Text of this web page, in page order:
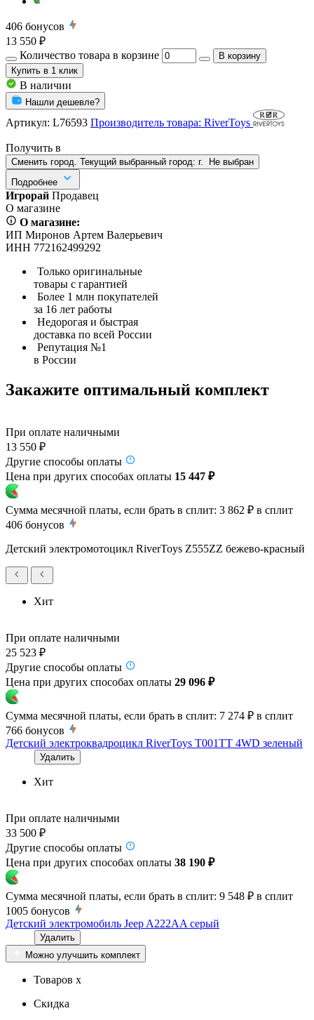
406 бонусов
13 550 ₽
Количество товара в корзине
В корзину
Купить в 1 клик
В наличии
Нашли дешевле?
Артикул: L76593 Производитель товара: RiverToys
Получить в
Сменить город. Текущий выбранный город: г.
Не выбран
Подробнее
Игрорай Продавец
О магазине
О магазине:
ИП Миронов Артем Валерьевич
ИНН 772162499292
Только оригинальные
товары с гарантией
Более 1 млн покупателей
за 16 лет работы
Недорогая и быстрая
доставка по всей России
Репутация №1
в России
Закажите оптимальный комплект
При оплате наличными
13 550 ₽
Другие способы оплаты
Цена при других способах оплаты 15 447 ₽
Сумма месячной платы, если брать в сплит: 3 862 ₽ в сплит
406 бонусов
Детский электромотоцикл RiverToys Z555ZZ бежево-красный
Хит
При оплате наличными
25 523 ₽
Другие способы оплаты
Цена при других способах оплаты 29 096 ₽
Сумма месячной платы, если брать в сплит: 7 274 ₽ в сплит
766 бонусов
Детский электроквадроцикл RiverToys T001TT 4WD зеленый
Удалить
Хит
При оплате наличными
33 500 ₽
Другие способы оплаты
Цена при других способах оплаты 38 190 ₽
Сумма месячной платы, если брать в сплит: 9 548 ₽ в сплит
1005 бонусов
Детский электромобиль Jeep A222AA серый
Удалить
Можно улучшить комплект
Товаров x
Скидка